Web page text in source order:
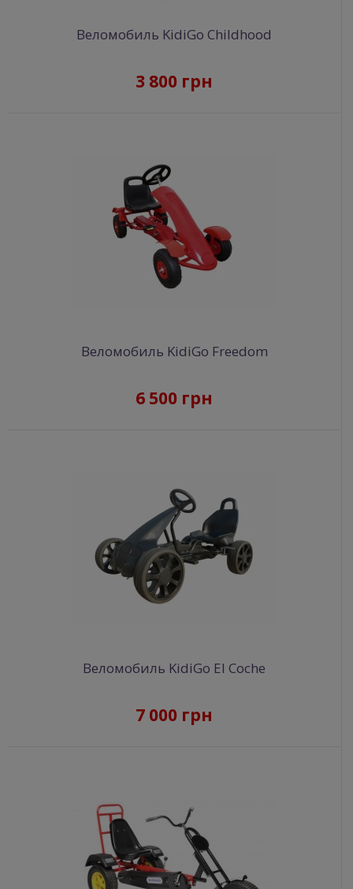
Веломобиль KidiGo Childhood
3 800 грн
Веломобиль KidiGo Freedom
6 500 грн
Веломобиль KidiGo El Coche
7 000 грн